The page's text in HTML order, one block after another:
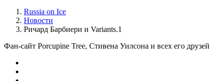
Russia on Ice
Новости
Ричард Барбиери и Variants.1
Фан-сайт Porcupine Tree, Стивена Уилсона и всех его друзей